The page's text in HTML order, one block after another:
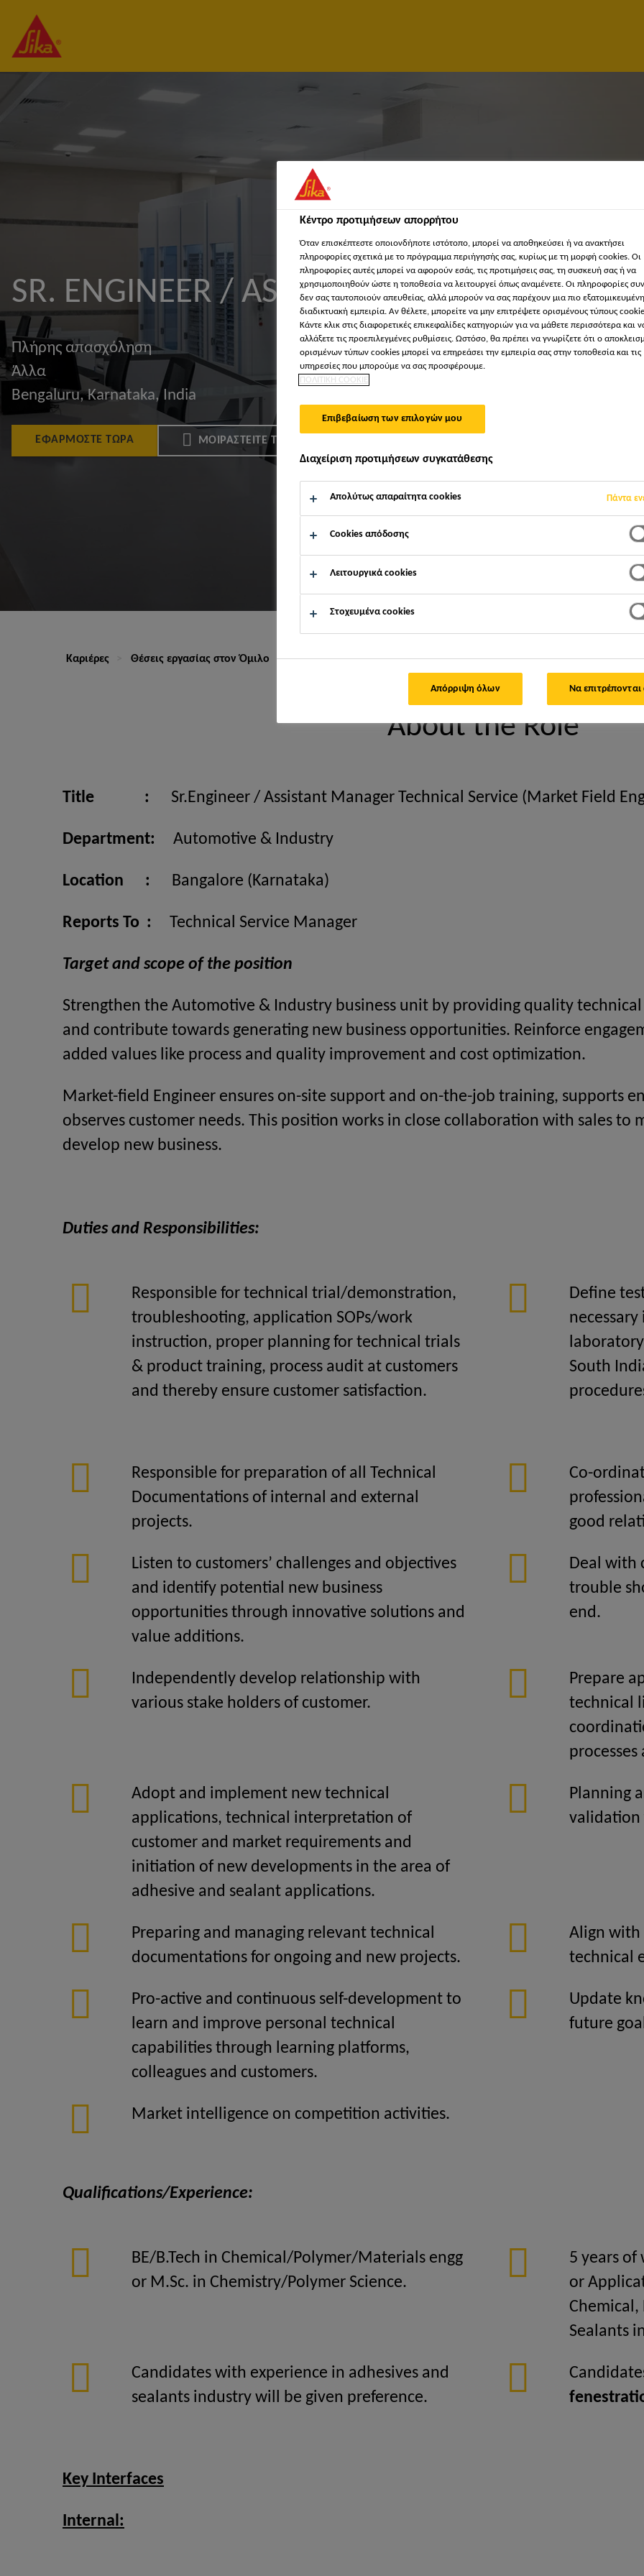
SR. ENGINEER / ASSISTANT MANAGER –
Πλήρης απασχόληση
Άλλα
Bengaluru, Karnataka, India
ΕΦΑΡΜΌΣΤΕ ΤΏΡΑ ΜΟΙΡΑΣΤΕΊΤΕ ΤΟ
Καριέρες Θέσεις εργασίας στον Όμιλο Sr. Engineer / Assistant Manager – Technical Service
About the Role
Title : Sr.Engineer / Assistant Manager Technical Service (Market Field
Department: Automotive & Industry
Location : Bangalore (Karnataka)
Reports To : Technical Service Manager
Target and scope of the position
Strengthen the Automotive & Industry business unit by providing quality
and contribute towards generating new business opportunities. Reinforce
added values like process and quality improvement and cost optimization.
Market-field Engineer ensures on-site support and on-the-job training, supports
observes customer needs. This position works in close collaboration with sales to
develop new business.
Duties and Responsibilities:
Responsible for technical trial/demonstration,
troubleshooting, application SOPs/work
instruction, proper planning for technical trials
& product training, process audit at customers
and thereby ensure customer satisfaction.
Define
South
Responsible for preparation of all Technical
Documentations of internal and external
projects.
Co-
good
Listen to customers’ challenges and objectives
and identify potential new business
opportunities through innovative solutions and
value additions.
Deal with
trouble
end.
Independently develop relationship with
various stake holders of customer.
Prepare
technical
Adopt and implement new technical
applications, technical interpretation of
customer and market requirements and
initiation of new developments in the area of
adhesive and sealant applications.
Planning
validation
Preparing and managing relevant technical
documentations for ongoing and new projects.
Align with
technical
Pro-active and continuous self-development to
learn and improve personal technical
capabilities through learning platforms,
colleagues and customers.
Update
future
Market intelligence on competition activities.
Qualifications/Experience:
BE/B.Tech in Chemical/Polymer/Materials engg
or M.Sc. in Chemistry/Polymer Science.
5 years of
or
Chemical,
Sealants
Candidates with experience in adhesives and
sealants industry will be given preference.
Key Interfaces
Internal:
Κέντρο προτιμήσεων απορρήτου
Όταν επισκέπτεστε οποιονδήποτε ιστότοπο, μπορεί να αποθηκεύσει ή να ανακτήσει
πληροφορίες σχετικά με το πρόγραμμα περιήγησής σας, κυρίως με τη μορφή cookies. Οι
πληροφορίες αυτές μπορεί να αφορούν εσάς, τις προτιμήσεις σας, τη συσκευή σας ή να
χρησιμοποιηθούν ώστε η τοποθεσία να λειτουργεί όπως αναμένετε. Οι πληροφορίες
δεν σας ταυτοποιούν απευθείας, αλλά μπορούν να σας παρέχουν μια πιο εξατομικευμένη
διαδικτυακή εμπειρία. Αν θέλετε, μπορείτε να μην επιτρέψετε ορισμένους τύπους
Κάντε κλικ στις διαφορετικές επικεφαλίδες κατηγοριών για να μάθετε περισσότερα και
αλλάξετε τις προεπιλεγμένες ρυθμίσεις. Ωστόσο, θα πρέπει να γνωρίζετε ότι ο
ορισμένων τύπων cookies μπορεί να επηρεάσει την εμπειρία σας στην τοποθεσία και τις
υπηρεσίες που μπορούμε να σας προσφέρουμε.
ΠΟΛΙΤΙΚΗ COOKIE
Επιβεβαίωση των επιλογών μου
Διαχείριση προτιμήσεων συγκατάθεσης
Απολύτως απαραίτητα cookies Πάντα
Cookies απόδοσης
Λειτουργικά cookies
Στοχευμένα cookies
Απόρριψη όλων Να